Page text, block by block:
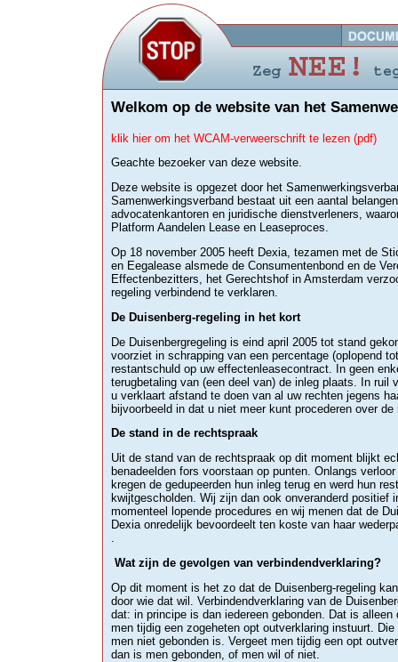
Welkom op de website van het
klik hier om het WCAM-verweerschrift te lezen (pdf)
Geachte bezoeker van deze website.
Deze website is opgezet door het
Samenwerkingsverband bestaat uit een aantal
advocatenkantoren en juridische dienstverleners,
Platform Aandelen Lease en Leaseproces.
Op 18 november 2005 heeft Dexia, tezamen met de
en Eegalease alsmede de Consumentenbond en de
Effectenbezitters, het Gerechtshof in Amsterdam
regeling verbindend te verklaren.
De Duisenberg-regeling in het kort
De Duisenbergregeling is eind april 2005 tot stand
voorziet in schrapping van een percentage (oplopend
restantschuld op uw effectenleasecontract. In geen
terugbetaling van (een deel van) de inleg plaats. In ruil
u verklaart afstand te doen van al uw rechten jegens
bijvoorbeeld in dat u niet meer kunt procederen over de
De stand in de rechtspraak
Uit de stand van de rechtspraak op dit moment blijkt
benadeelden fors voorstaan op punten. Onlangs
kregen de gedupeerden hun inleg terug en werd hun
kwijtgescholden. Wij zijn dan ook onveranderd positief
momenteel lopende procedures en wij menen dat de
Dexia onredelijk bevoordeelt ten koste van haar
.
Wat zijn de gevolgen van verbindendverklaring?
Op dit moment is het zo dat de Duisenberg-regeling
door wie dat wil. Verbindendverklaring van de
dat: in principe is dan iedereen gebonden. Dat is alleen
men tijdig een zogeheten opt outverklaring instuurt.
men niet gebonden is. Vergeet men tijdig een opt
dan is men gebonden, of men wil of niet.